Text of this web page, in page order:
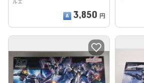
3,850 円